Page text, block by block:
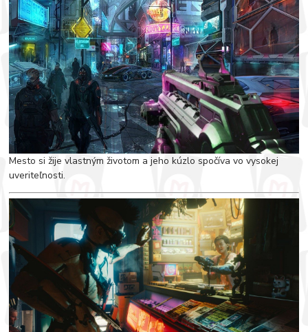
Mesto si žije vlastným životom a jeho kúzlo spočíva vo vysokej
uveriteľnosti.